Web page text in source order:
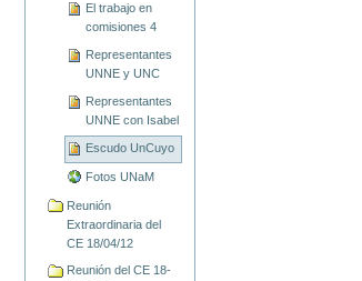
El trabajo en
comisiones 4
Representantes
UNNE y UNC
Representantes
UNNE con Isabel
Escudo UnCuyo
Fotos UNaM
Reunión
Extraordinaria del
CE 18/04/12
Reunión del CE 18-